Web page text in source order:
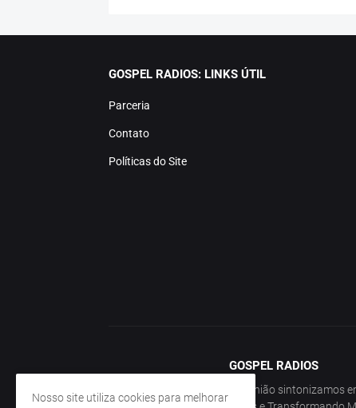
GOSPEL RADIOS: LINKS ÚTIL
Parceria
Contato
Políticas do Site
GOSPEL RADIOS
Em união sintonizamos
Nosso site utiliza cookies para melhorar